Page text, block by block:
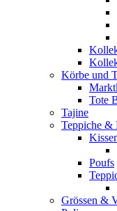
Körbe und
Tote
Tajine
Teppiche &
Poufs
Grössen &